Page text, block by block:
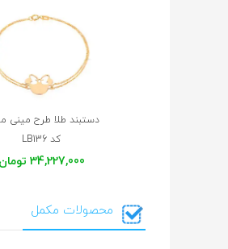
دستبند طلا طرح مینی
کد LB136
34,227,000 تومان
محصولات مکمل